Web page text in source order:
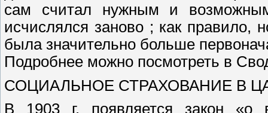
сам считал нужным и
исчислялся заново ; как правило,
была значительно больше
Подробнее можно посмотреть в
СОЦИАЛЬНОЕ СТРАХОВАНИЕ В
В 1903 г. появляется закон «о